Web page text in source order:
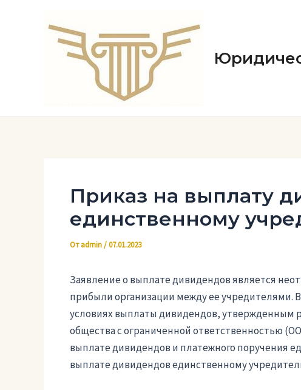
содержимому
Приказ на выплату
единственному
Отadmin/07.01.2023
Заявление о выплате дивидендов является
прибыли организации между ее учредителями.
условиях выплаты дивидендов, утвержденным
общества с ограниченной ответственностью
выплате дивидендов и платежного поручения
выплате дивидендов единственному